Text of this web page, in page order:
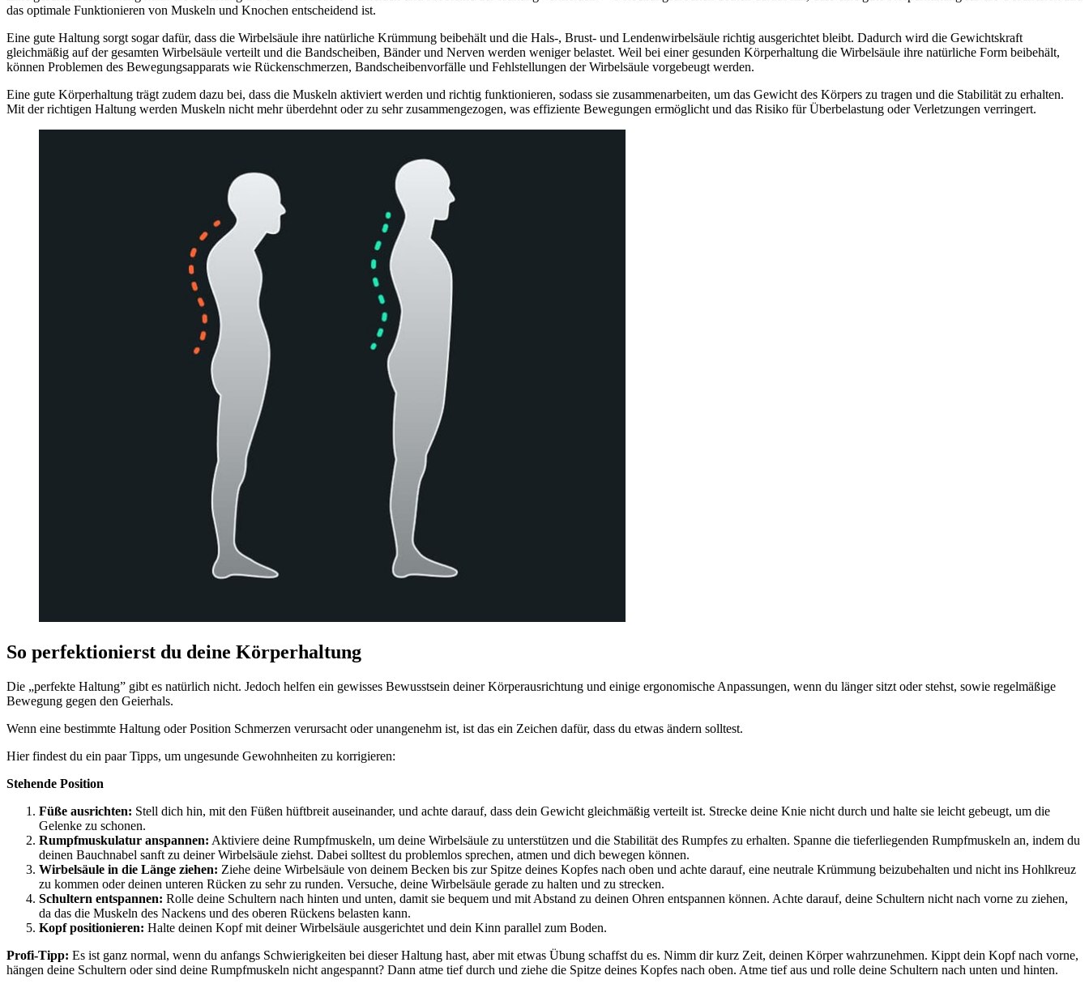
das optimale Funktionieren von Muskeln und Knochen entscheidend ist.
Eine gute Haltung sorgt sogar dafür, dass die Wirbelsäule ihre natürliche Krümmung beibehält und die Hals-, Brust- und Lendenwirbelsäule richtig ausgerichtet bleibt. Dadurch wird die Gewichtskraft
gleichmäßig auf der gesamten Wirbelsäule verteilt und die Bandscheiben, Bänder und Nerven werden weniger belastet. Weil bei einer gesunden Körperhaltung die Wirbelsäule ihre natürliche Form beibehält,
können Problemen des Bewegungsapparats wie Rückenschmerzen, Bandscheibenvorfälle und Fehlstellungen der Wirbelsäule vorgebeugt werden.
Eine gute Körperhaltung trägt zudem dazu bei, dass die Muskeln aktiviert werden und richtig funktionieren, sodass sie zusammenarbeiten, um das Gewicht des Körpers zu tragen und die Stabilität zu erhalten.
Mit der richtigen Haltung werden Muskeln nicht mehr überdehnt oder zu sehr zusammengezogen, was effiziente Bewegungen ermöglicht und das Risiko für Überbelastung oder Verletzungen verringert.
So perfektionierst du deine Körperhaltung
Die „perfekte Haltung” gibt es natürlich nicht. Jedoch helfen ein gewisses Bewusstsein deiner Körperausrichtung und einige ergonomische Anpassungen, wenn du länger sitzt oder stehst, sowie regelmäßige
Bewegung gegen den Geierhals.
Wenn eine bestimmte Haltung oder Position Schmerzen verursacht oder unangenehm ist, ist das ein Zeichen dafür, dass du etwas ändern solltest.
Hier findest du ein paar Tipps, um ungesunde Gewohnheiten zu korrigieren:
Stehende Position
Füße ausrichten: Stell dich hin, mit den Füßen hüftbreit auseinander, und achte darauf, dass dein Gewicht gleichmäßig verteilt ist. Strecke deine Knie nicht durch und halte sie leicht gebeugt, um die
Gelenke zu schonen.
Rumpfmuskulatur anspannen: Aktiviere deine Rumpfmuskeln, um deine Wirbelsäule zu unterstützen und die Stabilität des Rumpfes zu erhalten. Spanne die tieferliegenden Rumpfmuskeln an, indem du
deinen Bauchnabel sanft zu deiner Wirbelsäule ziehst. Dabei solltest du problemlos sprechen, atmen und dich bewegen können.
Wirbelsäule in die Länge ziehen: Ziehe deine Wirbelsäule von deinem Becken bis zur Spitze deines Kopfes nach oben und achte darauf, eine neutrale Krümmung beizubehalten und nicht ins Hohlkreuz
zu kommen oder deinen unteren Rücken zu sehr zu runden. Versuche, deine Wirbelsäule gerade zu halten und zu strecken.
Schultern entspannen: Rolle deine Schultern nach hinten und unten, damit sie bequem und mit Abstand zu deinen Ohren entspannen können. Achte darauf, deine Schultern nicht nach vorne zu ziehen,
da das die Muskeln des Nackens und des oberen Rückens belasten kann.
Kopf positionieren: Halte deinen Kopf mit deiner Wirbelsäule ausgerichtet und dein Kinn parallel zum Boden.
Profi-Tipp: Es ist ganz normal, wenn du anfangs Schwierigkeiten bei dieser Haltung hast, aber mit etwas Übung schaffst du es. Nimm dir kurz Zeit, deinen Körper wahrzunehmen. Kippt dein Kopf nach vorne,
hängen deine Schultern oder sind deine Rumpfmuskeln nicht angespannt? Dann atme tief durch und ziehe die Spitze deines Kopfes nach oben. Atme tief aus und rolle deine Schultern nach unten und hinten.